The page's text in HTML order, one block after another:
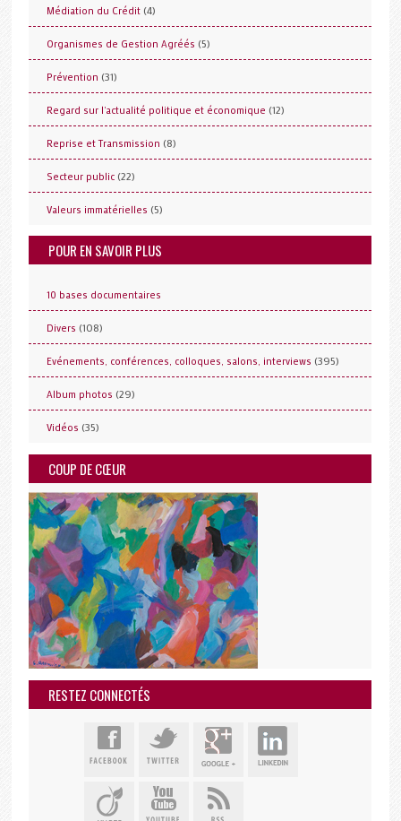
Médiation du Crédit (4)
Organismes de Gestion Agréés (5)
Prévention (31)
Regard sur l'actualité politique et économique (12)
Reprise et Transmission (8)
Secteur public (22)
Valeurs immatérielles (5)
POUR EN SAVOIR PLUS
10 bases documentaires
Divers (108)
Evénements, conférences, colloques, salons, interviews (395)
Album photos (29)
Vidéos (35)
COUP DE CŒUR
RESTEZ CONNECTÉS